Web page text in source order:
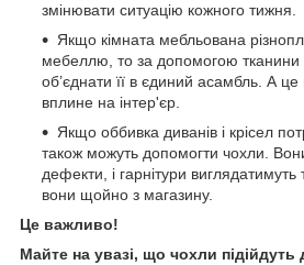
змінювати ситуацію кожного тижня.
Якщо кімната мебльована
мебеллю, то за допомогою тканини
об’єднати її в єдиний асамбль. А це
вплине на інтер'єр.
Якщо оббивка диванів і крісел
також можуть допомогти чохли.
дефекти, і гарнітури виглядатимуть
вони щойно з магазину.
Це важливо!
Майте на увазі, що чохли